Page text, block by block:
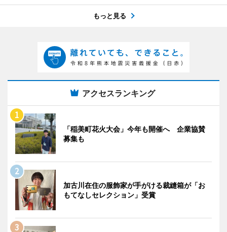
もっと見る
アクセスランキング
「稲美町花火大会」今年も開催へ 企業協賛
募集も
加古川在住の服飾家が手がける裁縫箱が「お
もてなしセレクション」受賞